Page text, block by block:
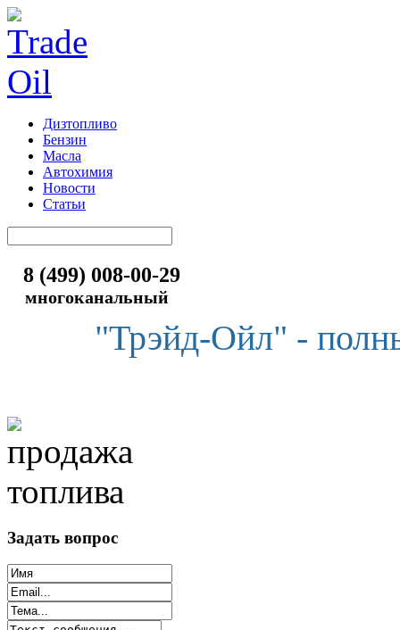
Дизтопливо
Бензин
Масла
Автохимия
Новости
Статьи
8 (499) 008-00-29
многоканальный
"Трэйд-Ойл" -
Задать вопрос